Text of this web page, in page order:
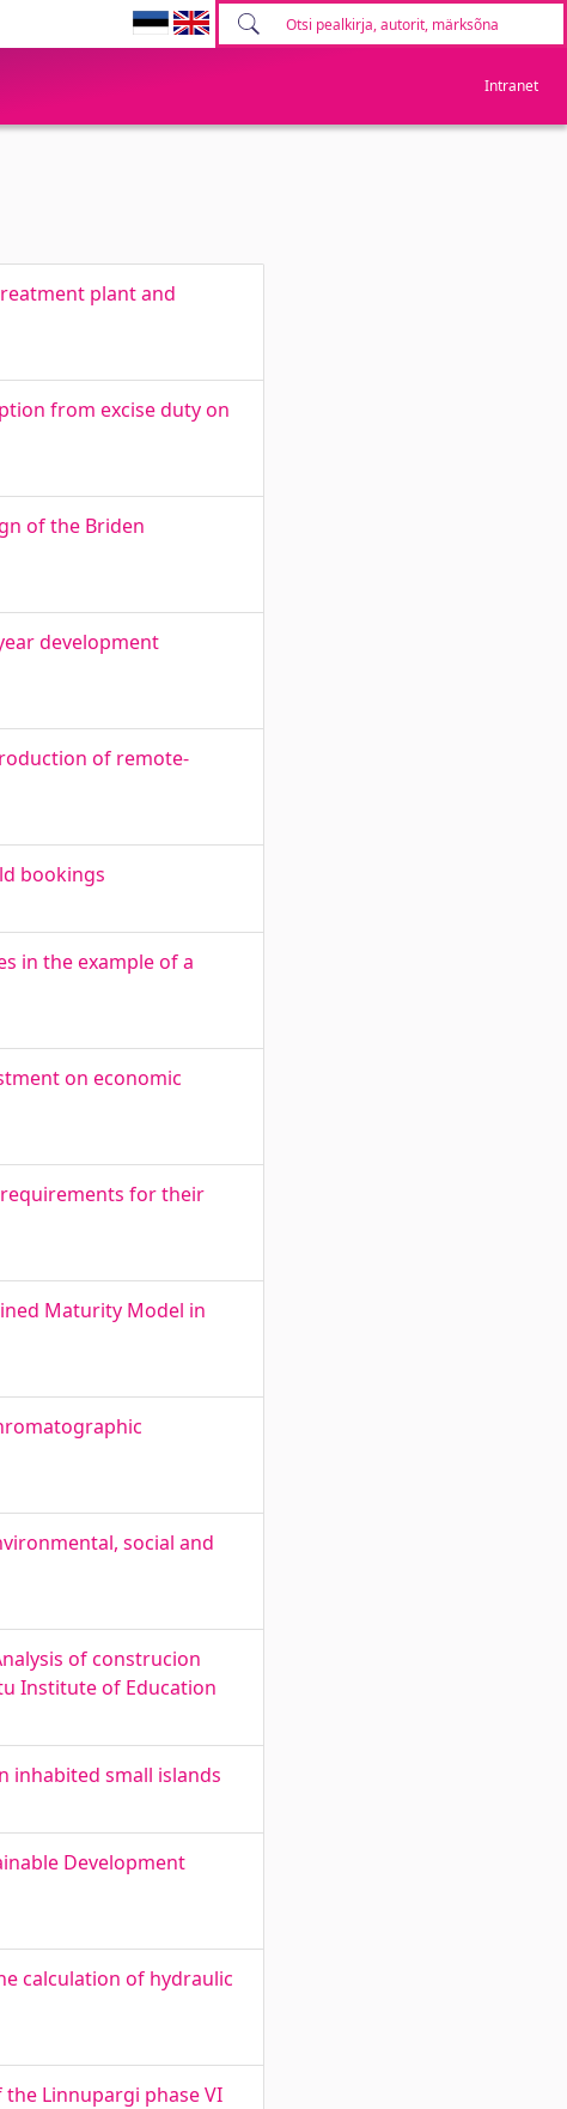
Intranet
plant and
from excise duty on
of the Briden
development
of remote-
bookings
in the example of a
on economic
requirements for their
Maturity Model in
social and
of construcion
Institute of Education
inhabited small islands
Development
calculation of hydraulic
Linnupargi phase VI